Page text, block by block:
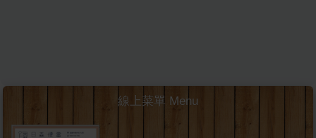
線上菜單 Menu